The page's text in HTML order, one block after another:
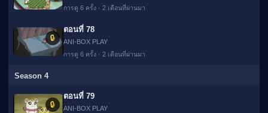
การดู 6 ครั้ง · 2 เดือนที่ผ่านมา
🔒
ตอนที่ 78
ANI-BOX PLAY
การดู 6 ครั้ง · 2 เดือนที่ผ่านมา
Season 4
🔒
ตอนที่ 79
ANI-BOX PLAY